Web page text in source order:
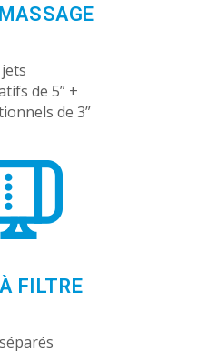
de 5” +
de 3”
FILTRE